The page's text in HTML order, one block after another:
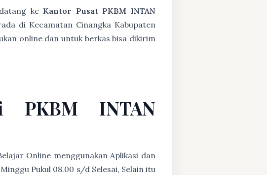
ke Kantor Pusat PKBM INTAN
di Kecamatan Cinangka Kabupaten
online dan untuk berkas bisa dikirim
PKBM INTAN
Online menggunakan Aplikasi dan
Pukul 08.00 s/d Selesai, Selain itu